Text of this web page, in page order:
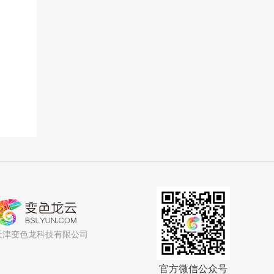
津变色龙科技有限公司
官方微信公众号